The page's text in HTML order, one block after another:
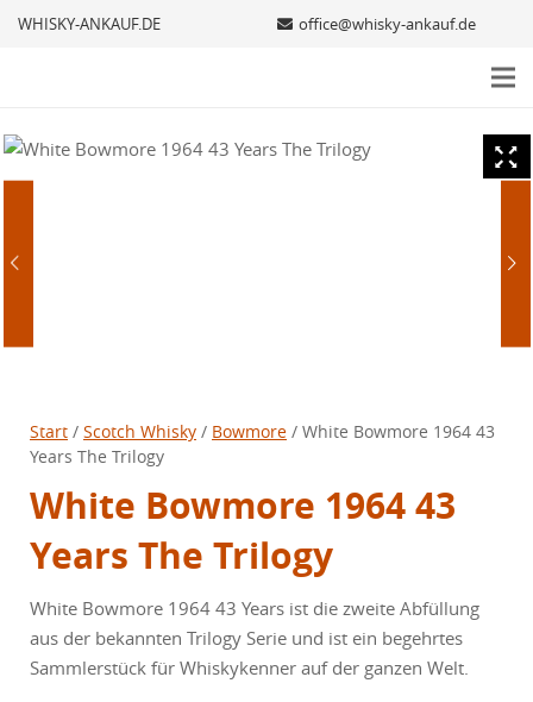
WHISKY-ANKAUF.DE office@whisky-ankauf.de
Start / Scotch Whisky / Bowmore / White Bowmore 1964 43
Years The Trilogy
White Bowmore 1964 43
Years The Trilogy
White Bowmore 1964 43 Years ist die zweite Abfüllung
aus der bekannten Trilogy Serie und ist ein begehrtes
Sammlerstück für Whiskykenner auf der ganzen Welt.